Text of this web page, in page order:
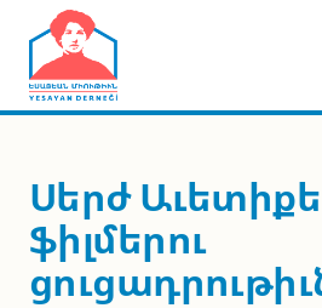
Skip to main content
Սերժ
ֆիլմերու